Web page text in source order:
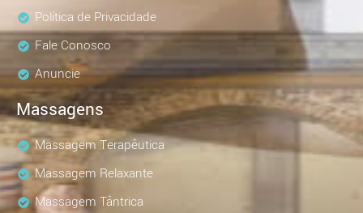
Política de Privacidade
Fale Conosco
Anuncie
Massagens
Massagem Terapêutica
Massagem Relaxante
Massagem Tântrica